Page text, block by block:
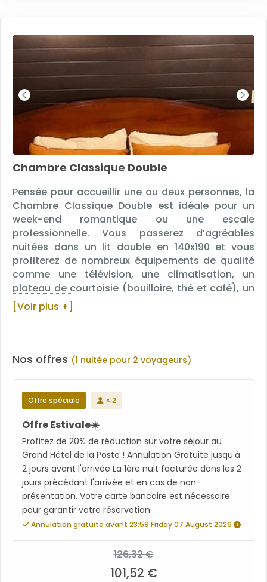
Chambre Classique Double
Pensée pour accueillir une ou deux personnes, la
Chambre Classique Double est idéale pour un
week-end romantique ou une escale
professionnelle. Vous passerez d’agréables
nuitées dans un lit double en 140x190 et vous
profiterez de nombreux équipements de qualité
comme une télévision, une climatisation, un
plateau de courtoisie (bouilloire, thé et café), un
bureau et des rangements. Vous aurez
également accès à une salle de bain avec
Roseau ».
[Voir plus +]
Nos offres (1 nuitée pour 2 voyageurs)
Offre spéciale × 2
Offre Estivale☀️
Profitez de 20% de réduction sur votre séjour au
Grand Hôtel de la Poste ! Annulation Gratuite jusqu'à
2 jours avant l'arrivée La 1ère nuit facturée dans les 2
jours précédant l'arrivée et en cas de non-
présentation. Votre carte bancaire est nécessaire
pour garantir votre réservation.
Annulation gratuite avant 23:59 Friday 07 August 2026
126,32 €
101,52 €